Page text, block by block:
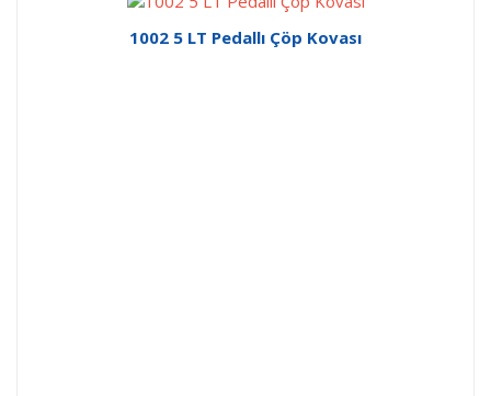
1002 5 LT Pedallı Çöp Kovası